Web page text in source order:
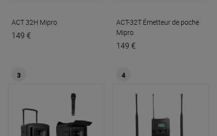
ACT 32H Mipro
149 €
ACT-32T Émetteur de poche
Mipro
149 €
3 4